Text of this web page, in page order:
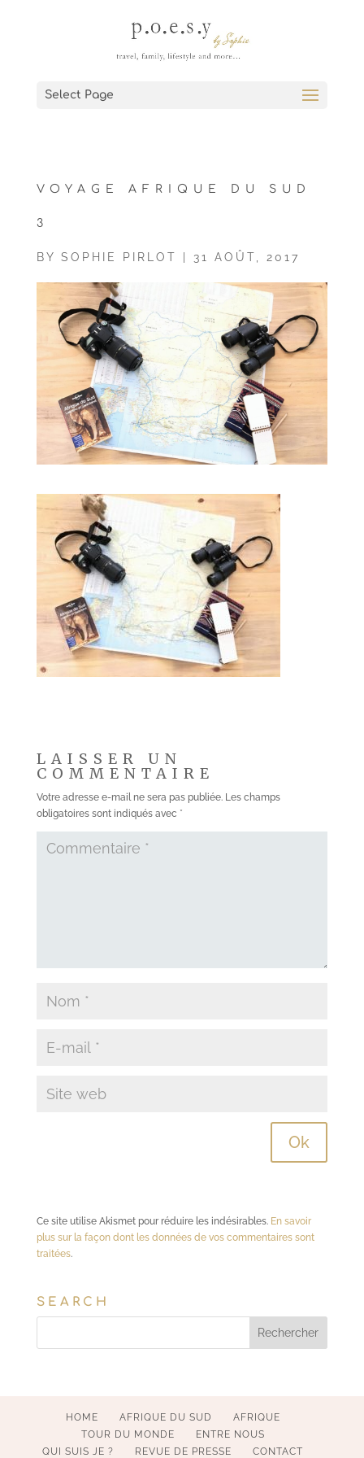
Select Page
VOYAGE AFRIQUE DU SUD
3
BY SOPHIE PIRLOT 31 AOÛT, 2017
LAISSER UN
COMMENTAIRE
Votre adresse e-mail ne sera pas publiée. Les champs
obligatoires sont indiqués avec *
Ce site utilise Akismet pour réduire les indésirables. En savoir
plus sur la façon dont les données de vos commentaires sont
traitées.
SEARCH
HOME AFRIQUE DU SUD
AFRIQUE
TOUR DU MONDE
ENTRE NOUS
QUI SUIS JE ?
REVUE DE PRESSE CONTACT